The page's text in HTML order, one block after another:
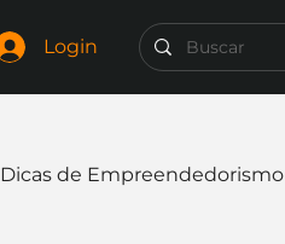
Login
Dicas de Empreendedorismo